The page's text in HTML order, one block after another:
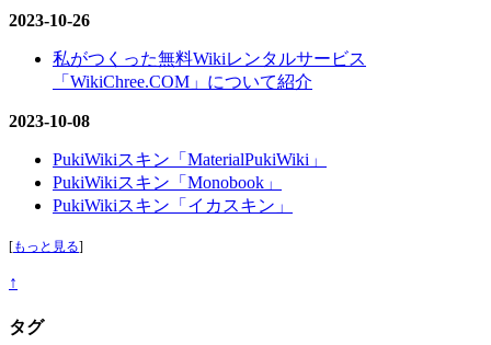
2023-10-26
私がつくった無料Wikiレンタルサービス
「WikiChree.COM」について紹介
2023-10-08
PukiWikiスキン「MaterialPukiWiki」
PukiWikiスキン「Monobook」
PukiWikiスキン「イカスキン」
[もっと見る]
↑
タグ